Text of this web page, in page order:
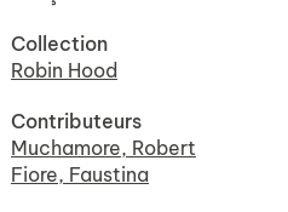
Collection
Robin Hood
Contributeurs
Muchamore, Robert
Fiore, Faustina